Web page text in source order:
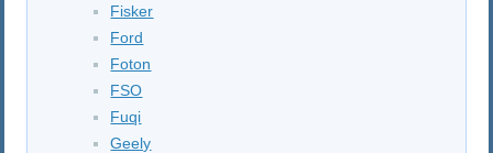
Fisker
Ford
Foton
FSO
Fuqi
Geely